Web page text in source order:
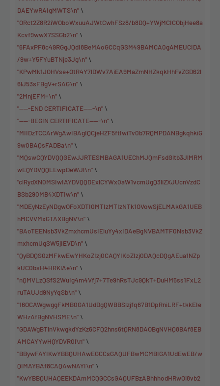
DAEYwRAIgMWTS\n" \
"ORct2Z8R2iWOboWxuuAJWtCwhFSz8/b8DQ+YWjMCICObjHee8a
Kcvf9wwX7SSGb2\n" \
"6FAxPF8c49RGgJQdI8BeMAoGCCqGSM49BAMCA0gAMEUCIDA
/9w+Y5FYuBTNje3Jg\n" \
"KPwMk1JOHVse+OtR4Y7lDWv7AiEA9MaZmNHZkqkHhFvZGD62l
6lJ53sFBgV+rSAG\n" \
"2MnjEFM=\n" \
"-----END CERTIFICATE-----\n" \
"-----BEGIN CERTIFICATE-----\n" \
"MIIDzTCCArWgAwIBAgIQCjeHZF5ftIwiTv0b7RQMPDANBgkqhkiG
9w0BAQsFADBa\n" \
"MQswCQYDVQQGEwJJRTESMBAGA1UEChMJQmFsdGltb3JlMRM
wEQYDVQQLEwpDeWJl\n" \
"clRydXN0MSIwIAYDVQQDExlCYWx0aW1vcmUgQ3liZXJUcnVzdC
BSb290MB4XDTIw\n" \
"MDEyNzEyNDgwOFoXDTI0MTIzMTIzNTk1OVowSjELMAkGA1UEB
hMCVVMxGTAXBgNV\n" \
"BAoTEENsb3VkZmxhcmUsIEluYy4xIDAeBgNVBAMTF0Nsb3VkZ
mxhcmUgSW5jIEVD\n" \
"QyBDQS0zMFkwEwYHKoZIzj0CAQYIKoZIzj0DAQcDQgAEua1NZp
kUC0bsH4HRKlAe\n" \
"nQMVLzQSfS2WuIg4m4Vfj7+7Te9hRsTJc9QkT+DuHM5ss1FxL2
ruTAUJd9NyYqSb\n" \
"16OCAWgwggFkMB0GA1UdDgQWBBSlzjfq67B1DpRniLRF+tkkEIe
WHzAfBgNVHSME\n" \
"GDAWgBTlnVkwgkdYzKz6CFQ2hns6tQRN8DAOBgNVHQ8BAf8EB
AMCAYYwHQYDVR0l\n" \
"BBywFAYIKwYBBQUHAwEGCCsGAQUFBwMCMBIGA1UdEwEB/w
QIMAYBAf8CAQAwNAYI\n" \
"KwYBBQUHAQEEKDAmMCQGCCsGAQUFBzABhhhodHRwOi8vb2